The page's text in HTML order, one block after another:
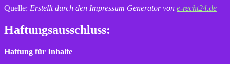
Quelle: Erstellt durch den Impressum Generator von e-recht24.de
Haftungsausschluss:
Haftung für Inhalte